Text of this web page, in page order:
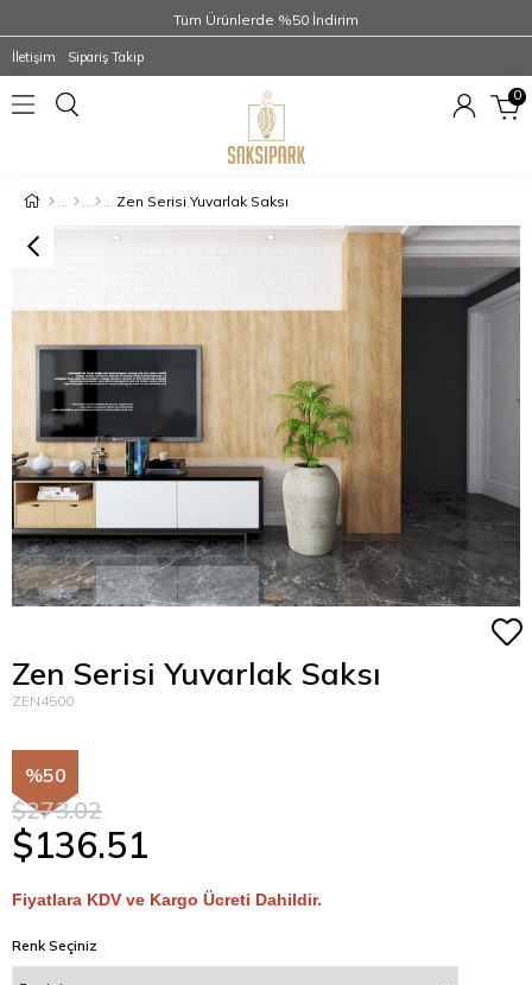
Tüm Ürünlerde %50 İndirim
İletişim Sipariş Takip
0
Zen Serisi Yuvarlak Saksı
Zen Serisi Yuvarlak Saksı
ZEN4500
50
$273.02
$136.51
Fiyatlara KDV ve Kargo Ücreti Dahildir.
Renk Seçiniz